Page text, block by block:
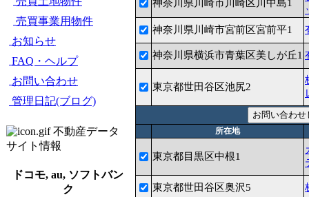
売買事業用物件
お知らせ
FAQ・ヘルプ
お問い合わせ
管理日記(ブログ)
不動産データ
サイト情報
ドコモ, au, ソフトバン
ク
神奈川県川崎市川崎区川中島1
神奈川県川崎市宮前区宮前平1
神奈川県横浜市青葉区美しが丘1
東京都世田谷区池尻2
所在地
東京都目黒区中根1
東京都世田谷区奥沢5